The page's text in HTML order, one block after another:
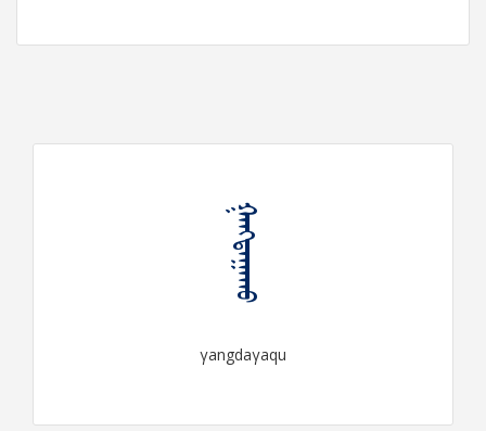
ᠭᠠᠩᠳᠠᠭᠠᠬᠤ
γangdaγaqu